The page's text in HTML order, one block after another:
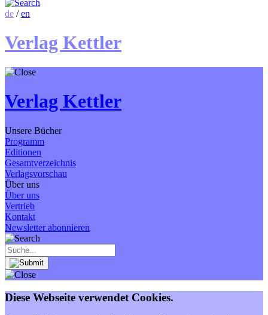
de /en
Verlag Kettler
Verlag Kettler
Unsere Bücher
Programm
Editionen
Gesamtverzeichnis
Verlagsvorschau
Über uns
Über uns
Vertrieb
Kontakt
Newsletter abonnieren
Diese Webseite verwendet Cookies.